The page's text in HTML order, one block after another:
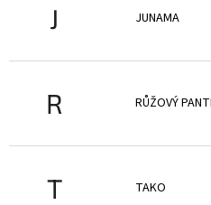
J JUNAMA
R RŮŽOVÝ
T TAKO